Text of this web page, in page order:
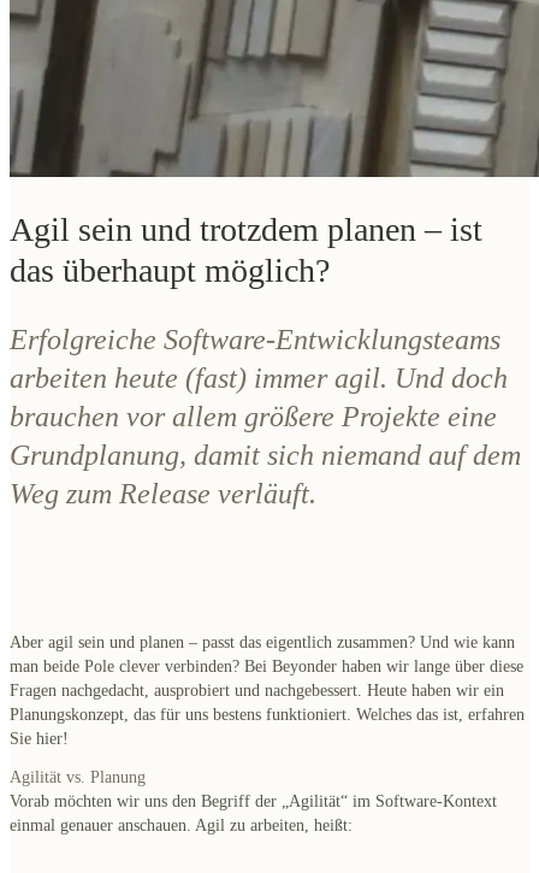
Agil sein und trotzdem planen – ist
das überhaupt möglich?
Erfolgreiche Software-Entwicklungsteams
arbeiten heute (fast) immer agil. Und doch
brauchen vor allem größere Projekte eine
Grundplanung, damit sich niemand auf dem
Weg zum Release verläuft.
Aber agil sein und planen – passt das eigentlich zusammen? Und wie kann
man beide Pole clever verbinden? Bei Beyonder haben wir lange über diese
Fragen nachgedacht, ausprobiert und nachgebessert. Heute haben wir ein
Planungskonzept, das für uns bestens funktioniert. Welches das ist, erfahren
Sie hier!
Agilität vs. Planung
Vorab möchten wir uns den Begriff der „Agilität“ im Software-Kontext
einmal genauer anschauen. Agil zu arbeiten, heißt: